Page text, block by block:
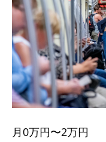
月0万円〜2万円